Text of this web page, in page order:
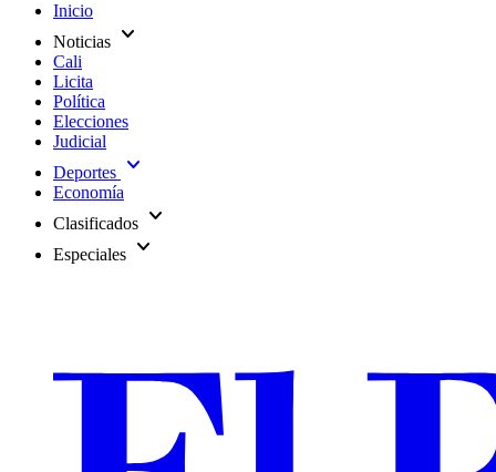
Inicio
Noticias expand_more
Cali
Licita
Política
Elecciones
Judicial
Deportes expand_more
Economía
Clasificados expand_more
Especiales expand_more